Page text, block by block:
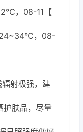
，08-11【
24~34℃，08-
射极强，建
护肤品，尽量